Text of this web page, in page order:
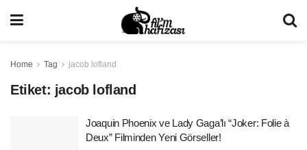
Home Tag jacob lofland
Etiket: jacob lofland
Joaquin Phoenix ve Lady Gaga’lı “Joker: Folie à
Deux” Filminden Yeni Görseller!